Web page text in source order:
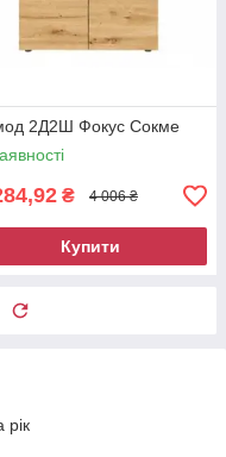
2Д2Ш Фокус Сокме
₴ 4 006 ₴
Купити
рік